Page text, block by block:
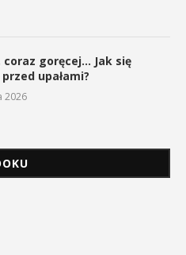
coraz goręcej… Jak się
upałami?
2026